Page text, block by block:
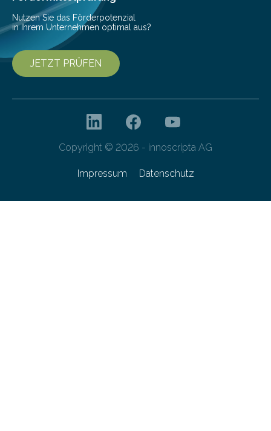
Nutzen Sie das Förderpotenzial
in Ihrem Unternehmen optimal aus?
JETZT PRÜFEN
Copyright © 2026 - innoscripta AG
Impressum Datenschutz